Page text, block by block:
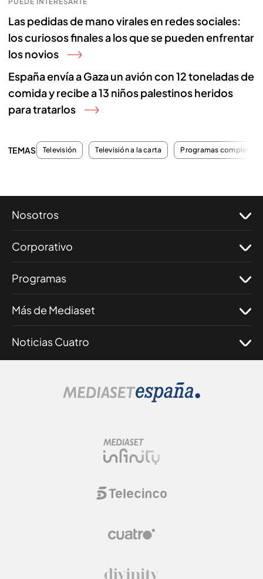
Las pedidas de mano virales en redes sociales:
los curiosos finales a los que se pueden enfrentar
los novios
España envía a Gaza un avión con 12 toneladas de
comida y recibe a 13 niños palestinos heridos
para tratarlos
TEMAS Televisión Televisión a la carta Programas completos
Nosotros
Corporativo
Programas
Más de Mediaset
Noticias Cuatro